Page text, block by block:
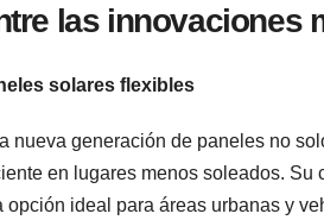
las ‍innovaciones
solares flexibles
nueva generación ‌de‍ paneles no
en⁤ lugares menos soleados. Su
opción⁢ ideal ‌para áreas urbanas ⁤y